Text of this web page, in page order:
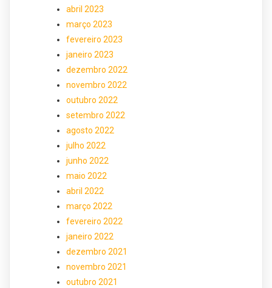
abril 2023
março 2023
fevereiro 2023
janeiro 2023
dezembro 2022
novembro 2022
outubro 2022
setembro 2022
agosto 2022
julho 2022
junho 2022
maio 2022
abril 2022
março 2022
fevereiro 2022
janeiro 2022
dezembro 2021
novembro 2021
outubro 2021